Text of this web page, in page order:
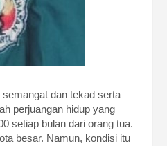
dan tekad serta
perjuangan hidup yang
setiap bulan dari orang tua.
besar. Namun, kondisi itu